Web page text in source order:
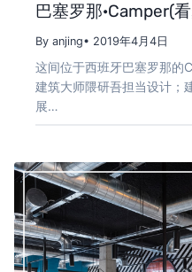
巴塞罗那·Camper(
By anjing• 2019年4月4日
这间位于西班牙巴塞罗那的
建筑大师隈研吾担当设计；
展…